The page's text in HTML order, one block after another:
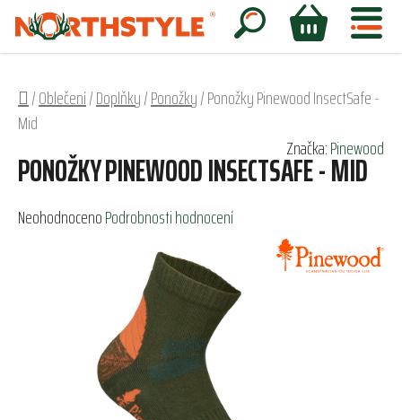
Přejít
obsah
Hledat
NÁKUPNÍ
Domů
/Oblečení/Doplňky/Ponožky/Ponožky Pinewood InsectSafe -
Mid
PONOŽKY PINEWOOD INSECTSAFE - MID
Průměrné
NeohodnocenoPodrobnosti hodnocení
Značka:Pinewood